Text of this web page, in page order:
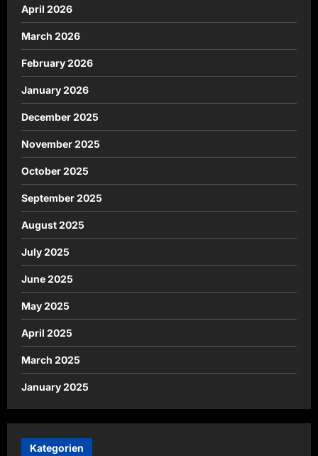
April 2026
March 2026
February 2026
January 2026
December 2025
November 2025
October 2025
September 2025
August 2025
July 2025
June 2025
May 2025
April 2025
March 2025
January 2025
Kategorien